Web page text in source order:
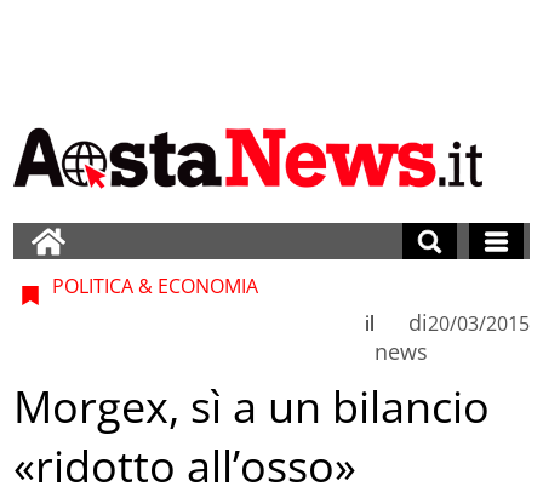
POLITICA & ECONOMIA
di
news
il 20/03/2015
Morgex, sì a un bilancio
«ridotto all’osso»